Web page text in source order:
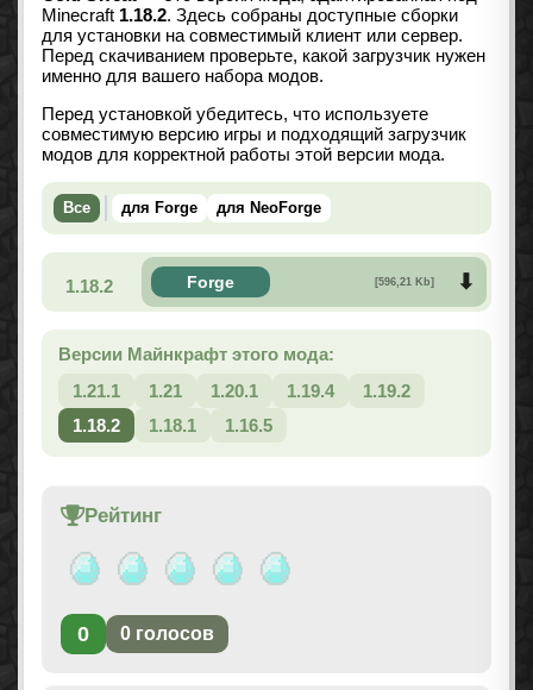
Minecraft 1.18.2. Здесь собраны доступные сборки
для установки на совместимый клиент или сервер.
Перед скачиванием проверьте, какой загрузчик нужен
именно для вашего набора модов.
Перед установкой убедитесь, что используете
совместимую версию игры и подходящий загрузчик
модов для корректной работы этой версии мода.
Все для Forge для NeoForge
1.18.2 Forge [596,21 Kb]
Версии Майнкрафт этого мода:
1.21.1
1.21 1.20.1 1.19.4
1.19.2
1.18.2
1.18.1 1.16.5
Рейтинг
0 0 голосов